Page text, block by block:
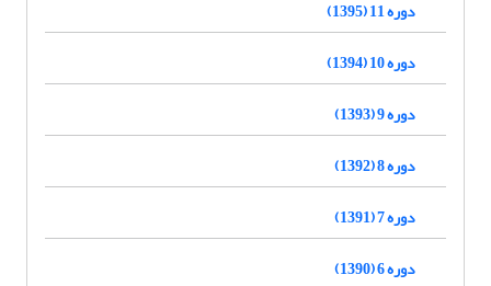
دوره 11 (1395)
دوره 10 (1394)
دوره 9 (1393)
دوره 8 (1392)
دوره 7 (1391)
دوره 6 (1390)